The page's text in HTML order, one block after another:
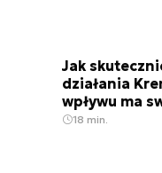
Jak
działania
wpływu ma
18 min.